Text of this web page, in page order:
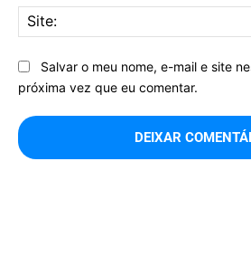
Salvar o meu nome, e-mail e site
próxima vez que eu comentar.